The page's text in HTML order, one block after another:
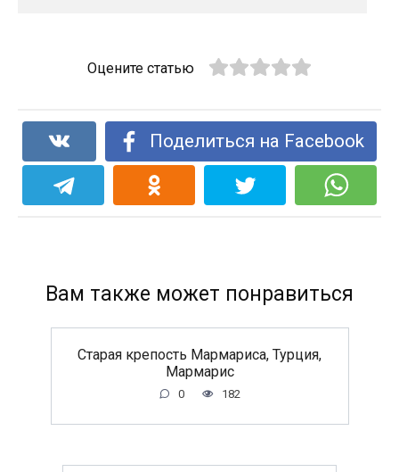
Оцените статью
Поделиться на Facebook
Вам также может понравиться
Старая крепость Мармариса, Турция,
Мармарис
0 182